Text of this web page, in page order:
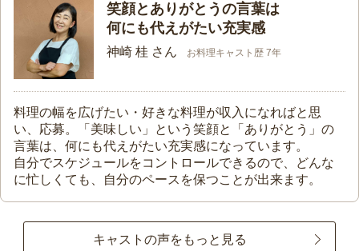
笑顔とありがとうの言葉は
何にも代えがたい充実感
神崎 桂 さん お料理キャスト歴 7年
料理の幅を広げたい・好きな料理が収入になればと思
い、応募。「美味しい」という笑顔と「ありがとう」の
言葉は、何にも代えがたい充実感になっています。
自分でスケジュールをコントロールできるので、どんな
に忙しくても、自分のペースを保つことが出来ます。
キャストの声をもっと見る